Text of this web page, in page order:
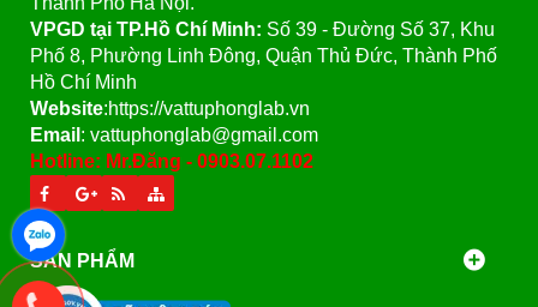
VPGD tại TP.Hồ Chí Minh: Số 39 - Đường Số 37, Khu
Phố 8, Phường Linh Đông, Quận Thủ Đức, Thành Phố
Hồ Chí Minh
Website:https://vattuphonglab.vn
Email : vattuphonglab@gmail.com
Hotline: Mr.Đăng - 0903.07.1102
SẢN PHẨM